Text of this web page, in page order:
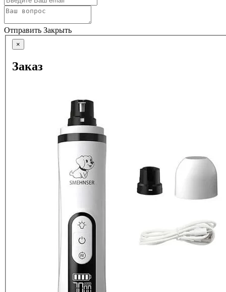
Отправить Закрыть
×
Заказ